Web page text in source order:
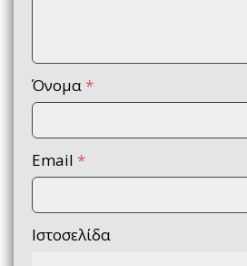
Όνομα *
Email *
Ιστοσελίδα